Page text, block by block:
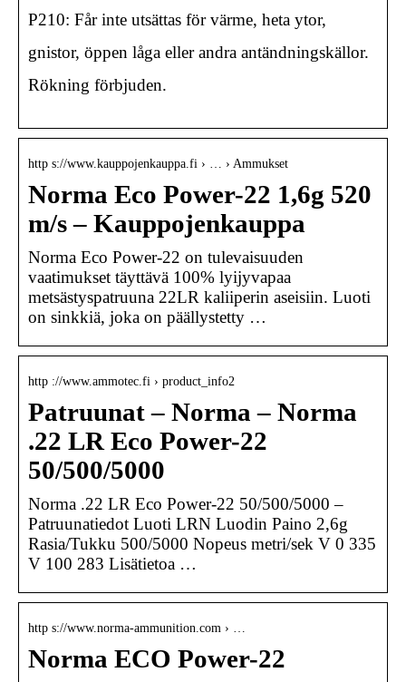
P210: Får inte utsättas för värme, heta ytor,
gnistor, öppen låga eller andra antändningskällor.
Rökning förbjuden.
http s://www.kauppojenkauppa.fi › … › Ammukset
Norma Eco Power-22 1,6g 520
m/s – Kauppojenkauppa
Norma Eco Power-22 on tulevaisuuden
vaatimukset täyttävä 100% lyijyvapaa
metsästyspatruuna 22LR kaliiperin aseisiin. Luoti
on sinkkiä, joka on päällystetty …
http ://www.ammotec.fi › product_info2
Patruunat – Norma – Norma
.22 LR Eco Power-22
50/500/5000
Norma .22 LR Eco Power-22 50/500/5000 –
Patruunatiedot Luoti LRN Luodin Paino 2,6g
Rasia/Tukku 500/5000 Nopeus metri/sek V 0 335
V 100 283 Lisätietoa …
http s://www.norma-ammunition.com › …
Norma ECO Power-22